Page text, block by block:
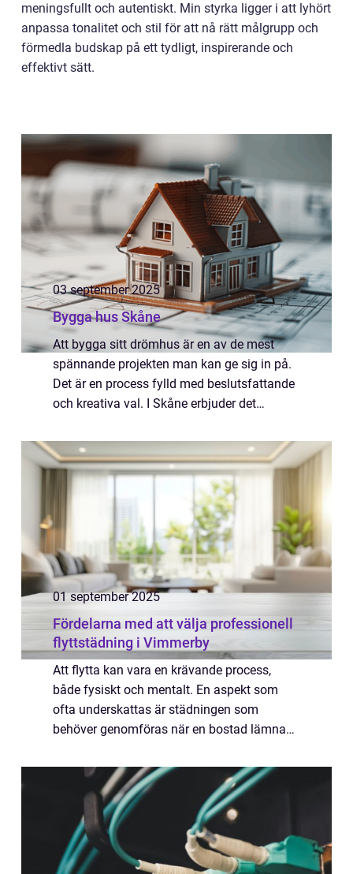
meningsfullt och autentiskt. Min styrka ligger i att lyhört
anpassa tonalitet och stil för att nå rätt målgrupp och
förmedla budskap på ett tydligt, inspirerande och
effektivt sätt.
03 september 2025
Bygga hus Skåne
Att bygga sitt drömhus är en av de mest
spännande projekten man kan ge sig in på.
Det är en process fylld med beslutsfattande
och kreativa val. I Skåne erbjuder det
resurser en uni...
01 september 2025
Fördelarna med att välja professionell
flyttstädning i Vimmerby
Att flytta kan vara en krävande process,
både fysiskt och mentalt. En aspekt som
ofta underskattas är städningen som
behöver genomföras när en bostad lämnas.